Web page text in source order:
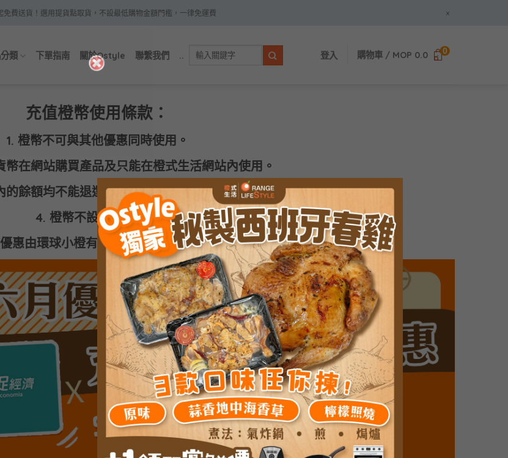
免費送貨！選用提貨點取貨，不設最低購物金額門檻，一律免運費 ×
類 下單指南 關於Ostyle 聯繫我們 .. 登入 購物車 / MOP 0.0 0
充值橙幣使用條款：
1. 橙幣不可與其他優惠同時使用。
幣在網站購買產品及只能在橙式生活網站內使用。
的餘額均不能退還、不得轉讓及不可兌換現金。
4. 橙幣不設使用期限。
惠由環球小橙有限公司保留最終解釋權。